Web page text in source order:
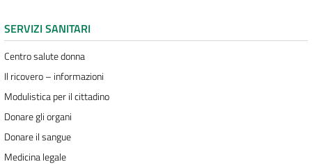
SERVIZI SANITARI
Centro salute donna
Il ricovero – informazioni
Modulistica per il cittadino
Donare gli organi
Donare il sangue
Medicina legale